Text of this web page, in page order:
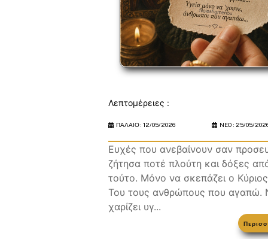
Λεπτομέρειες :
ΠΑΛΑΙΟ : 12/05/2026 NEO : 25/05/
Ευχές που ανεβαίνουν σαν
ζήτησα ποτέ πλούτη και δόξες
τούτο. Μόνο να σκεπάζει ο
Του τους ανθρώπους που αγαπώ.
χαρίζει υγ...